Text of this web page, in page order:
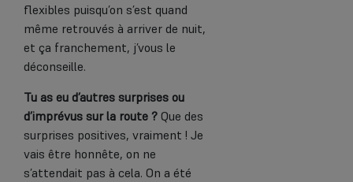
flexibles puisqu’on s’est quand
même retrouvés à arriver de nuit,
et ça franchement, j’vous le
déconseille.
Tu as eu d’autres surprises ou
d’imprévus sur la route ? Que des
surprises positives, vraiment ! Je
vais être honnête, on ne
s’attendait pas à cela. On a été